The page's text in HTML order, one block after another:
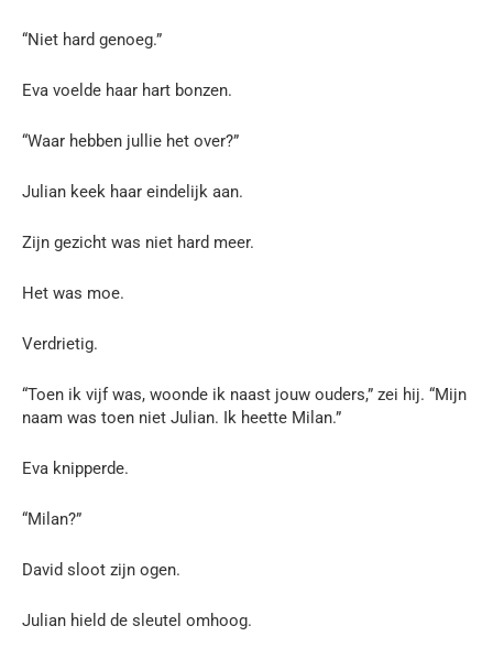
“Niet hard genoeg.”
Eva voelde haar hart bonzen.
“Waar hebben jullie het over?”
Julian keek haar eindelijk aan.
Zijn gezicht was niet hard meer.
Het was moe.
Verdrietig.
“Toen ik vijf was, woonde ik naast jouw ouders,” zei hij. “Mijn
naam was toen niet Julian. Ik heette Milan.”
Eva knipperde.
“Milan?”
David sloot zijn ogen.
Julian hield de sleutel omhoog.